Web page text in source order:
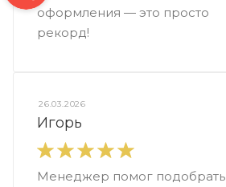
оформления — это просто
рекорд!
26.03.2026
Игорь
Менеджер помог подобрать